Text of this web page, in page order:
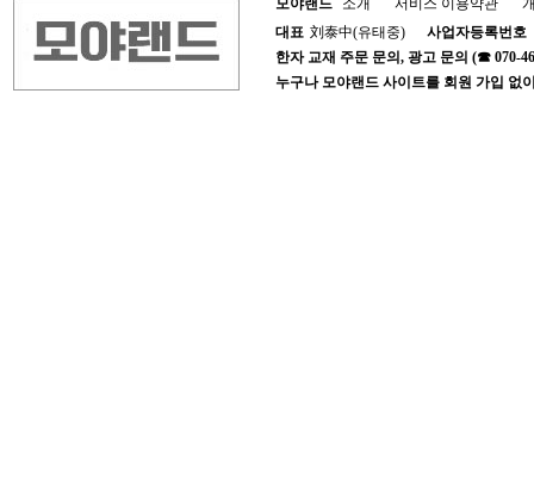
모야랜드 소개 서비스 이용약관
대표 刘泰中(유태중) 사업자등록번호
한자 교재 주문 문의, 광고 문의 (☎ 070-
누구나 모야랜드 사이트를 회원 가입 없